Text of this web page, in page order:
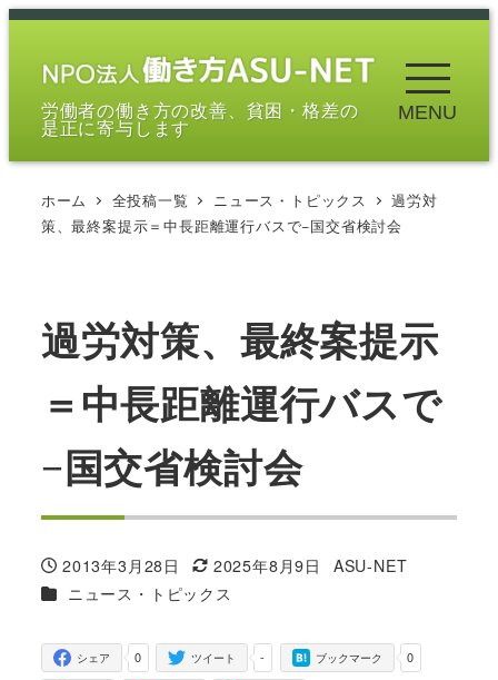
メ
労働者の働き方の改善、貧困・格差の
是正に寄与します
MENU
ホーム 全投稿一覧 ニュース・トピックス
過労対
策、最終案提示＝中長距離運行バスで−国交省検討会
過労対策、最終案提示
＝中長距離運行バスで
−国交省検討会
投稿日
2013年3月28日
更新日
2025年8月9日
著
ASU-NET
カテゴリー
ニュース・トピックス
0
シェア -
ツイート 0
ブックマーク